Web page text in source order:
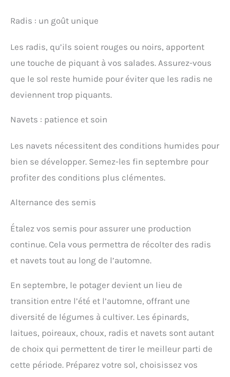
Radis : un goût unique
Les radis, qu’ils soient rouges ou noirs, apportent
une touche de piquant à vos salades. Assurez-vous
que le sol reste humide pour éviter que les radis ne
deviennent trop piquants.
Navets : patience et soin
Les navets nécessitent des conditions humides pour
bien se développer. Semez-les fin septembre pour
profiter des conditions plus clémentes.
Alternance des semis
Étalez vos semis pour assurer une production
continue. Cela vous permettra de récolter des radis
et navets tout au long de l’automne.
En septembre, le potager devient un lieu de
transition entre l’été et l’automne, offrant une
diversité de légumes à cultiver. Les épinards,
laitues, poireaux, choux, radis et navets sont autant
de choix qui permettent de tirer le meilleur parti de
cette période. Préparez votre sol, choisissez vos